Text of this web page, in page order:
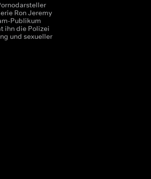
Ron Jeremy
Publikum
ihn die Polizei
und sexueller